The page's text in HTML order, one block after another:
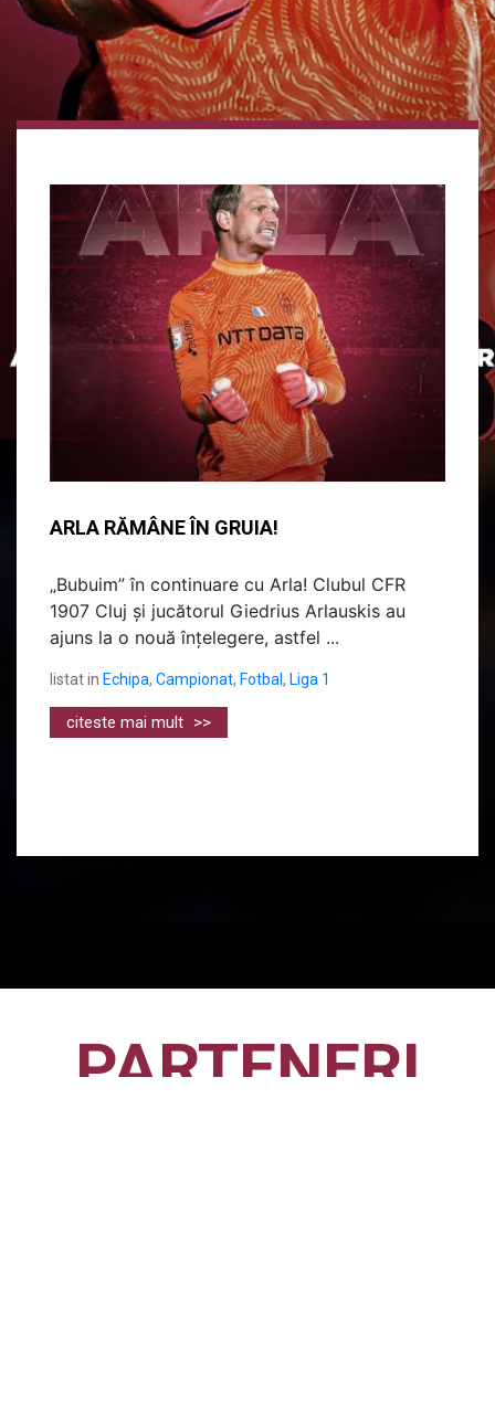
ARLA RĂMÂNE ÎN GRUIA!
„Bubuim” în continuare cu Arla! Clubul CFR
1907 Cluj și jucătorul Giedrius Arlauskis au
ajuns la o nouă înțelegere, astfel ...
listat in Echipa, Campionat, Fotbal , Liga 1
citeste mai mult >>
PARTENERI